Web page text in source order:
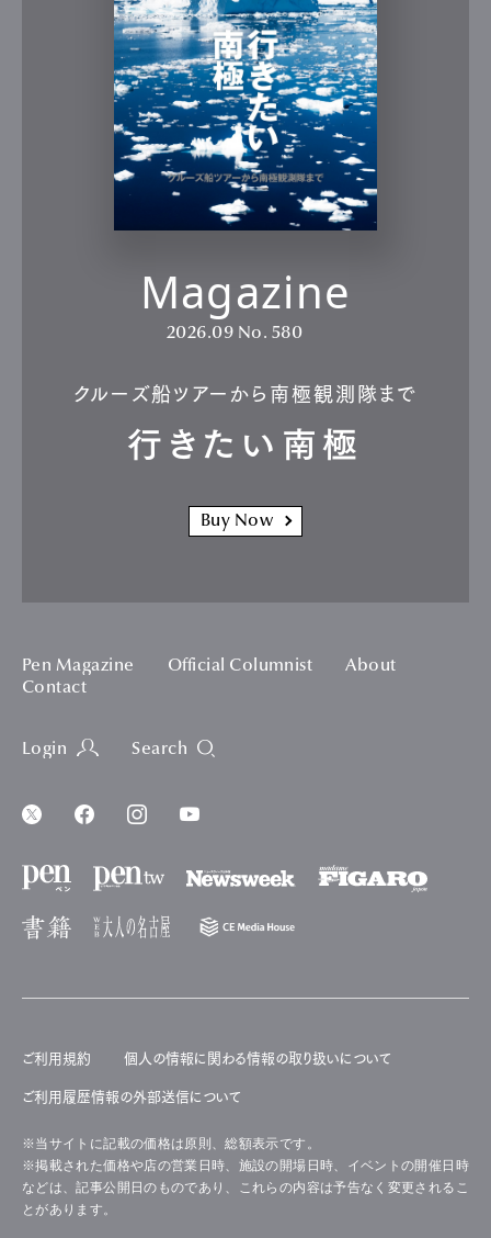
Magazine
2026.09 No. 580
クルーズ船ツアーから南極観測隊まで
行きたい南極
Buy Now
Pen Magazine Official Columnist
About
Contact
Login Search
ご利用規約 個人の情報に関わる情報の取り扱いについて
ご利用履歴情報の外部送信について
※当サイトに記載の価格は原則、総額表示です。
※掲載された価格や店の営業日時、施設の開場日時、イベントの開催日時
などは、記事公開日のものであり、これらの内容は予告なく変更されるこ
とがあります。